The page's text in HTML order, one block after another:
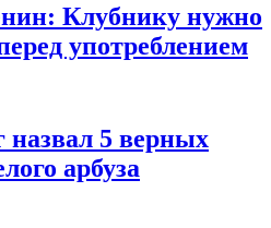
Клубнику нужно
употреблением
назвал 5 верных
арбуза